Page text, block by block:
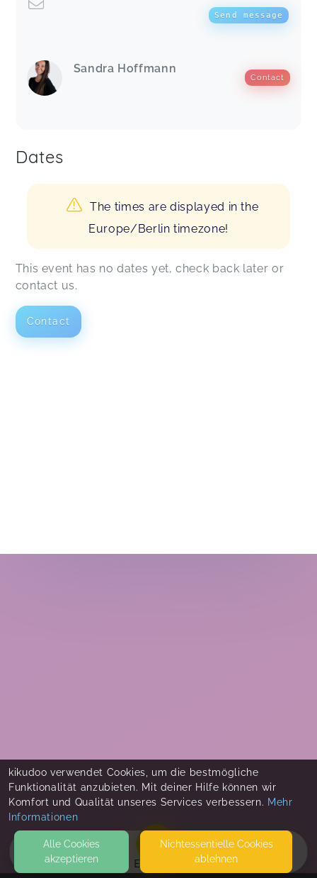
EVENTS
Send message
Sandra Hoffmann
Contact
Dates
The times are displayed in the
Europe/Berlin timezone!
This event has no dates yet, check back later or
contact us.
Contact
kikudoo verwendet Cookies, um die bestmögliche
Funktionalität anzubieten. Mit deiner Hilfe können wir
Komfort und Qualität unseres Services verbessern. Mehr
Informationen
Alle Cookies
akzeptieren
Nicht­essentielle Cookies
ablehnen